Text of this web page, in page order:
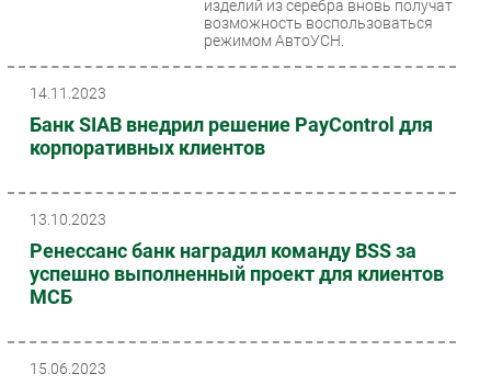
изделий из серебра вновь получат
возможность воспользоваться
режимом АвтоУСН.
14.11.2023
Банк SIAB внедрил решение PayControl для
корпоративных клиентов
13.10.2023
Ренессанс банк наградил команду BSS за
успешно выполненный проект для клиентов
МСБ
15.06.2023